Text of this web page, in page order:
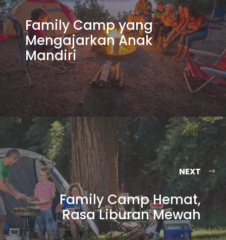
Family Camp yang
Mengajarkan Anak
Mandiri
NEXT
Family Camp Hemat,
Rasa Liburan Mewah